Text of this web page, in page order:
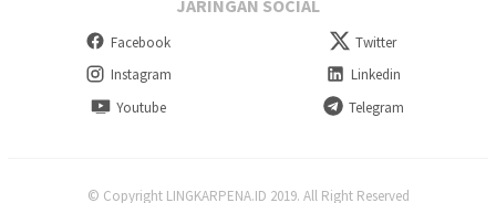
JARINGAN SOCIAL
Facebook
Twitter
Instagram
Linkedin
Youtube
Telegram
© Copyright LINGKARPENA.ID 2019. All Right Reserved